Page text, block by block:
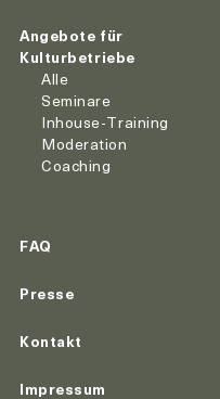
Angebote für
Kulturbetriebe
Alle
Seminare
Inhouse-Training
Moderation
Coaching
FAQ
Presse
Kontakt
Impressum